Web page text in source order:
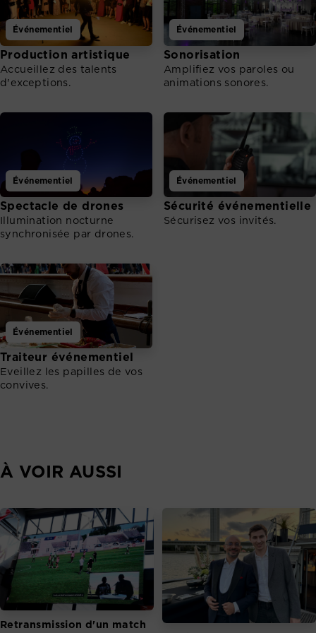
Événementiel
Production artistique
Accueillez des talents
d'exceptions.
Événementiel
Sonorisation
Amplifiez vos paroles ou
animations sonores.
Événementiel
Spectacle de drones
Illumination nocturne
synchronisée par drones.
Événementiel
Sécurité événementielle
Sécurisez vos invités.
Événementiel
Traiteur événementiel
Eveillez les papilles de vos
convives.
À VOIR AUSSI
Retransmission d'un match